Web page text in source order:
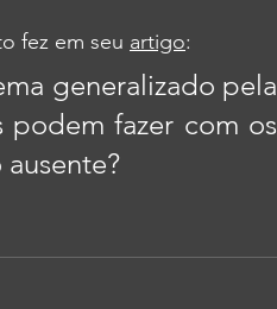
fez em seu artigo:
generalizado pela
podem fazer com os